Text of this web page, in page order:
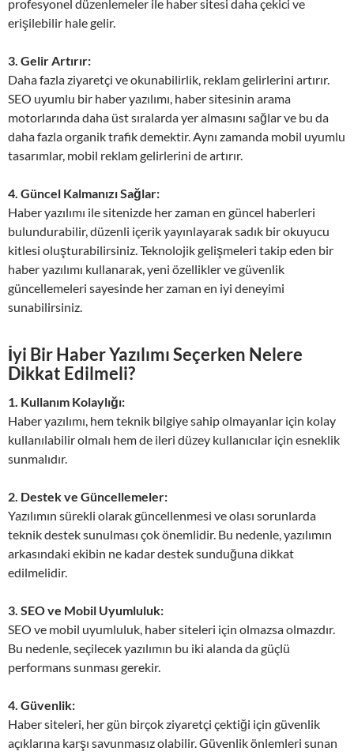
profesyonel düzenlemeler ile haber sitesi daha çekici ve
erişilebilir hale gelir.
3. Gelir Artırır:
Daha fazla ziyaretçi ve okunabilirlik, reklam gelirlerini artırır.
SEO uyumlu bir haber yazılımı, haber sitesinin arama
motorlarında daha üst sıralarda yer almasını sağlar ve bu da
daha fazla organik trafik demektir. Aynı zamanda mobil uyumlu
tasarımlar, mobil reklam gelirlerini de artırır.
4. Güncel Kalmanızı Sağlar:
Haber yazılımı ile sitenizde her zaman en güncel haberleri
bulundurabilir, düzenli içerik yayınlayarak sadık bir okuyucu
kitlesi oluşturabilirsiniz. Teknolojik gelişmeleri takip eden bir
haber yazılımı kullanarak, yeni özellikler ve güvenlik
güncellemeleri sayesinde her zaman en iyi deneyimi
sunabilirsiniz.
İyi Bir Haber Yazılımı Seçerken Nelere
Dikkat Edilmeli?
1. Kullanım Kolaylığı:
Haber yazılımı, hem teknik bilgiye sahip olmayanlar için kolay
kullanılabilir olmalı hem de ileri düzey kullanıcılar için esneklik
sunmalıdır.
2. Destek ve Güncellemeler:
Yazılımın sürekli olarak güncellenmesi ve olası sorunlarda
teknik destek sunulması çok önemlidir. Bu nedenle, yazılımın
arkasındaki ekibin ne kadar destek sunduğuna dikkat
edilmelidir.
3. SEO ve Mobil Uyumluluk:
SEO ve mobil uyumluluk, haber siteleri için olmazsa olmazdır.
Bu nedenle, seçilecek yazılımın bu iki alanda da güçlü
performans sunması gerekir.
4. Güvenlik:
Haber siteleri, her gün birçok ziyaretçi çektiği için güvenlik
açıklarına karşı savunmasız olabilir. Güvenlik önlemleri sunan